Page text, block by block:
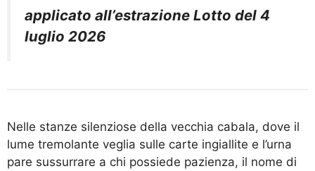
applicato all’estrazione Lotto del 4
luglio 2026
Nelle stanze silenziose della vecchia cabala, dove il
lume tremolante veglia sulle carte ingiallite e l’urna
pare sussurrare a chi possiede pazienza, il nome di